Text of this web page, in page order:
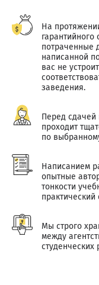
На
потраченные
написанной
вас не
заведения.
Перед сдачей
проходит
по
Написанием
опытные
тонкости
Мы строго
между
студенческих